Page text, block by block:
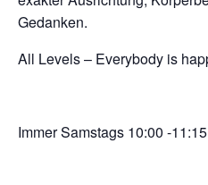
Gedanken.
All Levels – Everybody is
Immer Samstags 10:00 -11:15